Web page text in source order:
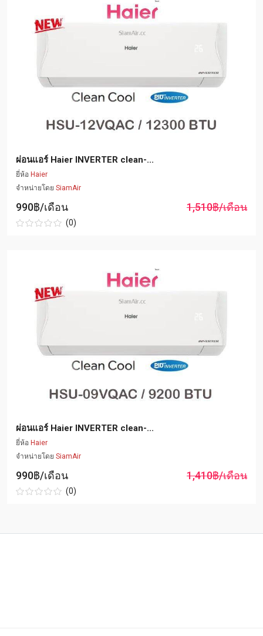
ผ่อนแอร์ Haier INVERTER clean-...
ยี่ห้อ Haier
จำหน่ายโดย SiamAir
990฿/เดือน 1,510฿/เดือน
(0)
ผ่อนแอร์ Haier INVERTER clean-...
ยี่ห้อ Haier
จำหน่ายโดย SiamAir
990฿/เดือน 1,410฿/เดือน
(0)